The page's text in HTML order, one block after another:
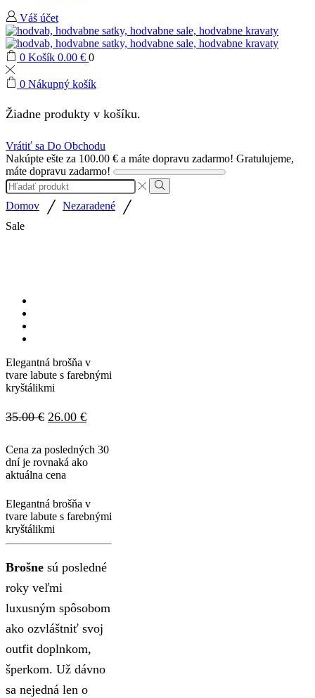
Váš účet
0 Košík 0.00 € 0
0 Nákupný košík
Žiadne produkty v košíku.
Vrátiť sa Do Obchodu
Nakúpte ešte za 100.00 € a máte dopravu zadarmo! Gratulujeme,
máte dopravu zadarmo!
Search
input
Search
Domov / Nezaradené /
Sale
Elegantná brošňa v
tvare labute s farebnými
kryštálikmi
35.00€ Pôvodná
bola:
35.00 €.
26.00 €Aktuálna
je:
Cena za posledných 30
dní je rovnaká ako
aktuálna cena
Elegantná brošňa v
tvare labute s farebnými
kryštálikmi
Brošne sú posledné
roky veľmi
luxusným spôsobom
ako ozvláštniť svoj
outfit doplnkom,
šperkom. Už dávno
sa nejedná len o